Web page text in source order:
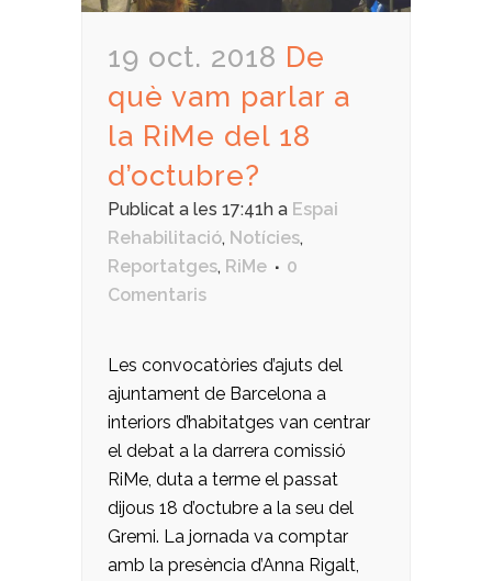
19 oct. 2018 De
què vam parlar a
la RiMe del 18
d’octubre?
Publicat a les 17:41h a Espai
Rehabilitació, Notícies,
Reportatges, RiMe
0
Comentaris
Les convocatòries d’ajuts del
ajuntament de Barcelona a
interiors d’habitatges van centrar
el debat a la darrera comissió
RiMe, duta a terme el passat
dijous 18 d’octubre a la seu del
Gremi. La jornada va comptar
amb la presència d’Anna Rigalt,